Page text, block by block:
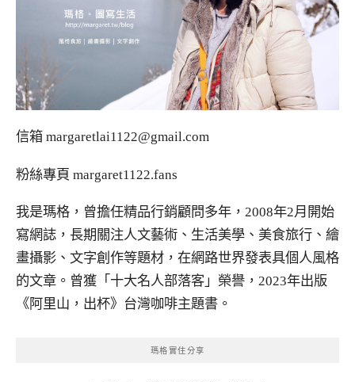
信箱 margaretlai1122@gmail.com
粉絲專頁 margaret1122.fans
我是瑪格，曾擔任精品行銷顧問多年，2008年2月開始
寫網誌，長期關注人文藝術、生活美學、美食旅行、繪
畫攝影、文字創作等題材，在網路世界發表具個人風格
的文章。曾獲「十大名人部落客」榮譽，2023年出版
《阿里山，出杯》台灣咖啡主題書。
瑪格實住分享